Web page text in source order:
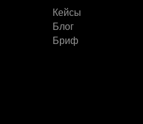
Кейсы
Блог
Бриф